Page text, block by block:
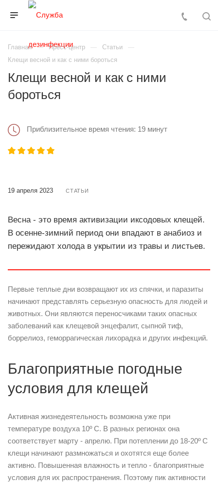
Главная Пресс-центр
Статьи
Клещи весной и как с ними бороться
Клещи весной и как с ними
бороться
Приблизительное время чтения: 19 минут
19 апреля 2023 СТАТЬИ
Весна - это время активизации иксодовых клещей.
В осенне-зимний период они впадают в анабиоз и
пережидают холода в укрытии из травы и листьев.
Первые теплые дни возвращают их из спячки, и паразиты
начинают представлять серьезную опасность для людей и
животных. Они являются переносчиками таких опасных
заболеваний как клещевой энцефалит, сыпной тиф,
боррелиоз, геморрагическая лихорадка и других инфекций.
Благоприятные погодные
условия для клещей
Активная жизнедеятельность возможна уже при
температуре воздуха 10º C. В разных регионах она
соответствует марту - апрелю. При потеплении до 18-20º C
клещи начинают размножаться и охотятся еще более
активно. Повышенная влажность и тепло - благоприятные
условия для их распространения. Поэтому пик активности